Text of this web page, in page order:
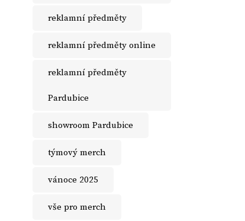
reklamní předměty
reklamní předměty online
reklamní předměty
Pardubice
showroom Pardubice
týmový merch
vánoce 2025
vše pro merch